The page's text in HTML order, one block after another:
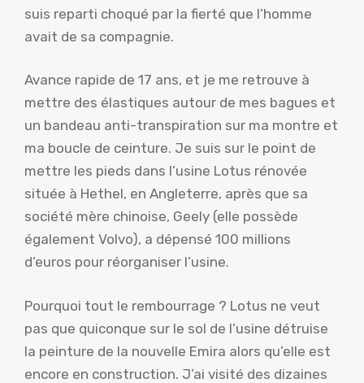
suis reparti choqué par la fierté que l’homme
avait de sa compagnie.
Avance rapide de 17 ans, et je me retrouve à
mettre des élastiques autour de mes bagues et
un bandeau anti-transpiration sur ma montre et
ma boucle de ceinture. Je suis sur le point de
mettre les pieds dans l’usine Lotus rénovée
située à Hethel, en Angleterre, après que sa
société mère chinoise, Geely (elle possède
également Volvo), a dépensé 100 millions
d’euros pour réorganiser l’usine.
Pourquoi tout le rembourrage ? Lotus ne veut
pas que quiconque sur le sol de l’usine détruise
la peinture de la nouvelle Emira alors qu’elle est
encore en construction. J’ai visité des dizaines